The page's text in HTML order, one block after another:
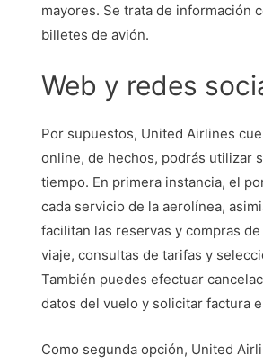
mayores. Se trata de información
billetes de avión.
Web y redes
Por supuestos, United Airlines
online, de hechos, podrás utilizar
tiempo. En primera instancia, el
cada servicio de la aerolínea,
facilitan las reservas y compras
viaje, consultas de tarifas y
También puedes efectuar
datos del vuelo y solicitar factura
Como segunda opción, United